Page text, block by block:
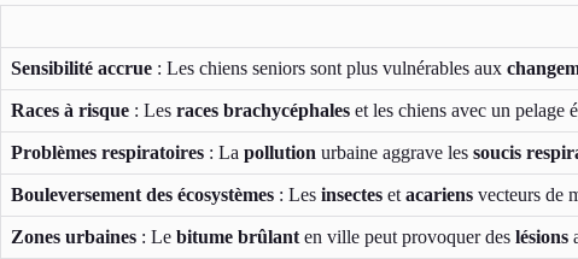
Sensibilité accrue : Les chiens seniors sont plus vulnérables aux
Races à risque : Les races brachycéphales et les chiens avec un pelage
Problèmes respiratoires : La pollution urbaine aggrave les soucis
Bouleversement des écosystèmes : Les insectes et acariens vecteurs de
Zones urbaines : Le bitume brûlant en ville peut provoquer des lésions